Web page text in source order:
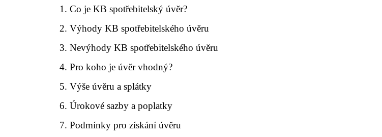
Co je KB spotřebitelský úvěr?
Výhody KB spotřebitelského úvěru
Nevýhody KB spotřebitelského úvěru
Pro koho je úvěr vhodný?
Výše úvěru a splátky
Úrokové sazby a poplatky
Podmínky pro získání úvěru